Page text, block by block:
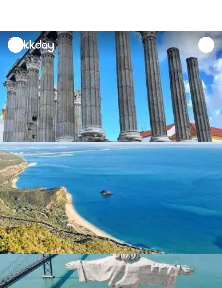
unread
notifications